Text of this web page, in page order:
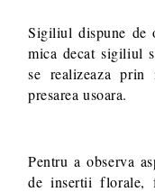
Sigiliul dispune de
mica decat sigiliul
se realizeaza prin
presarea usoara.
Pentru a observa
de insertii florale,